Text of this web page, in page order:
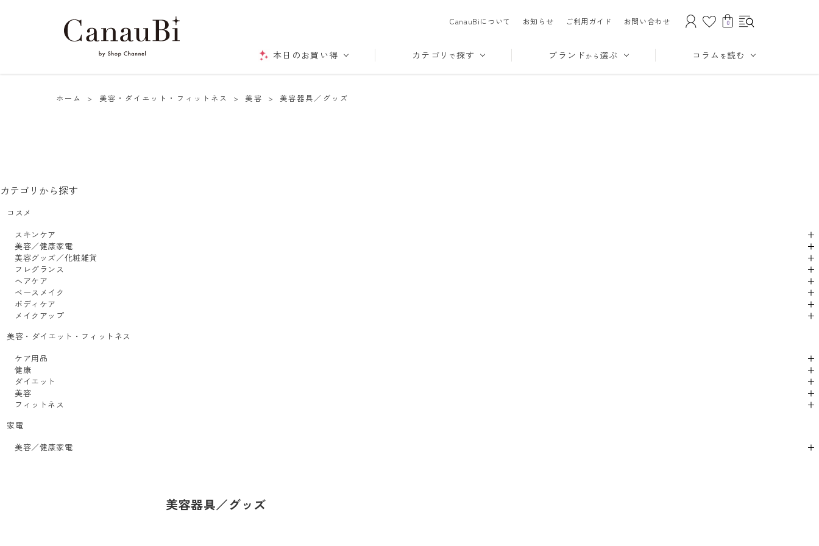
CanauBiについて お知らせ ご利用ガイド お問い合わせ 0
本日のお買い得 カテゴリ で探す ブランド から 選ぶ コラム を読む
ホーム > 美容・ダイエット・フィットネス > 美容 > 美容器具／グッズ
カテゴリから探す
コスメ
スキンケア
美容／健康家電
美容グッズ／化粧雑貨
フレグランス
ヘアケア
ベースメイク
ボディケア
メイクアップ
美容・ダイエット・フィットネス
ケア用品
健康
ダイエット
美容
フィットネス
家電
美容／健康家電
美容器具／グッズ